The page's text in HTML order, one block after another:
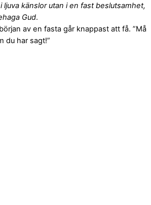
ljuva känslor utan i en fast beslutsamhet,
Gud.
av en fasta går knappast att få. ”Må
du har sagt!”